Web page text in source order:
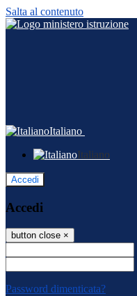
Salta al contenuto
Italiano
Italiano
Accedi
Accedi
button close ×
Password dimenticata?